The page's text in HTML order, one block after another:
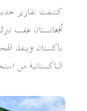
كشفت تقارير
باكستان وينفذ
الباكستانية من